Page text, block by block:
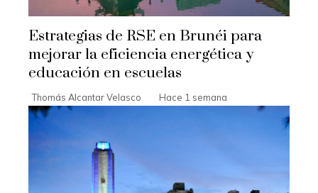
Estrategias de RSE en Brunéi para
mejorar la eficiencia energética y
educación en escuelas
Thomás Alcantar Velasco Hace 1 semana